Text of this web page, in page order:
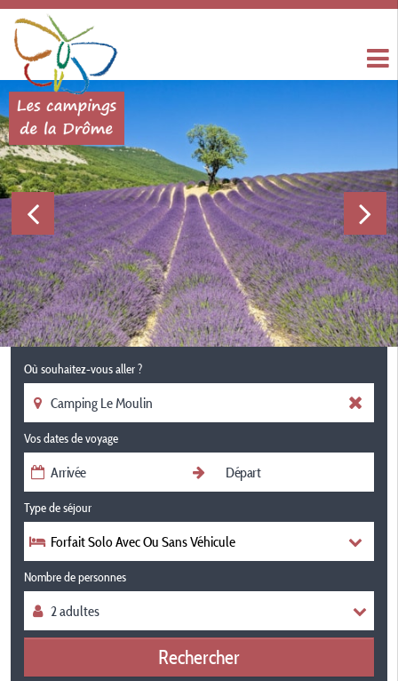
Où souhaitez-vous aller ?
Vos dates de voyage
Type de séjour
Forfait Solo Avec Ou Sans Véhicule
Nombre de personnes
Rechercher